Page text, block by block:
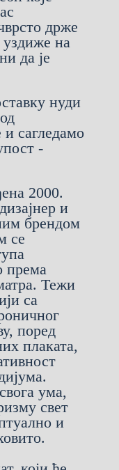
држе
на
да је
нуди
сагледамо
-
2000.
и
брендом
се
према
Тежи
са
поред
плаката,
ума,
свет
и